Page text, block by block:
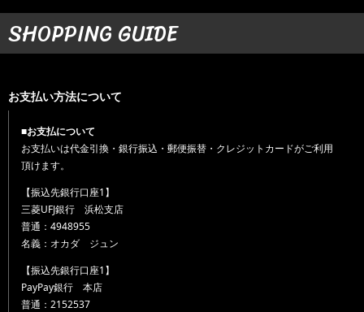
SHOPPING GUIDE
お支払い方法について
■お支払について
お支払いは代金引換・銀行振込・郵便振替・クレジットカードがご利用
頂けます。
【振込先銀行口座1】
三菱UFJ銀行 浜松支店
普通：4948955
名義：オカダ ジュン
【振込先銀行口座1】
PayPay銀行 本店
普通：2152537